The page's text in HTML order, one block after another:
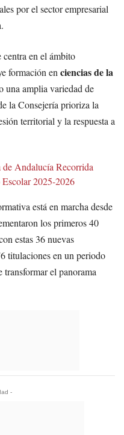
por el sector empresarial
en el ámbito
formación en ciencias de la
una amplia variedad de
la Consejería prioriza la
territorial y la respuesta a
Andalucía Recorrida
2025-2026
está en marcha desde
los primeros 40
estas 36 nuevas
titulaciones en un periodo
transformar el panorama
-